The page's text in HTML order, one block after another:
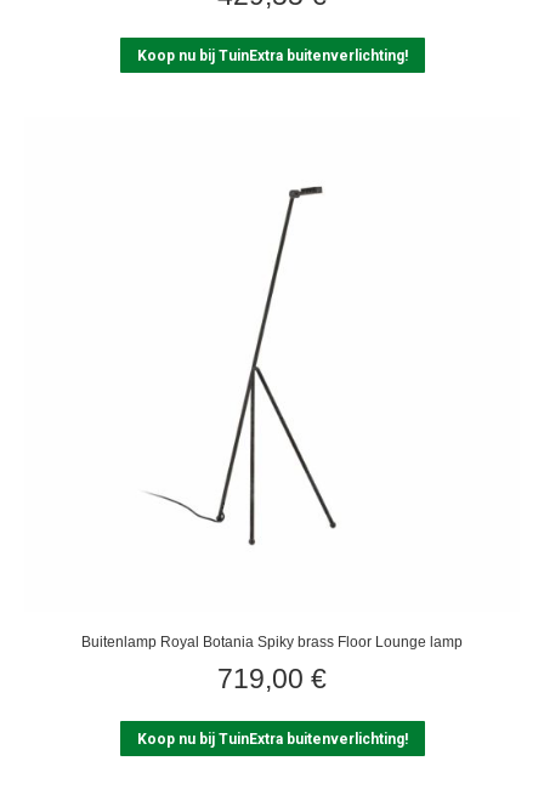
Koop nu bij TuinExtra buitenverlichting!
Buitenlamp Royal Botania Spiky brass Floor Lounge lamp
719,00 €
Koop nu bij TuinExtra buitenverlichting!